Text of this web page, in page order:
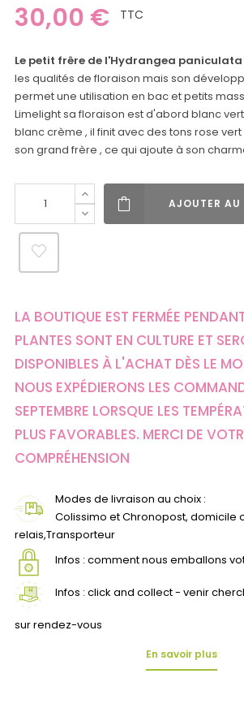
30,00 € TTC
Le petit frêre de l'Hydrangea paniculata
les qualités de floraison mais son
permet une utilisation en bac et petits
Limelight sa floraison est d'abord blanc
blanc crème , il finit avec des tons rose
son grand frère , ce qui ajoute à son
AJOUTER AU
LA BOUTIQUE EST FERMÉE
PLANTES SONT EN CULTURE ET
DISPONIBLES À L'ACHAT DÈS LE
NOUS EXPÉDIERONS LES
SEPTEMBRE LORSQUE LES
PLUS FAVORABLES. MERCI DE
COMPRÉHENSION
Modes de livraison au choix :
Colissimo et Chronopost, domicile
relais,Transporteur
Infos : comment nous emballons
Infos : click and collect - venir
sur rendez-vous
En savoir plus